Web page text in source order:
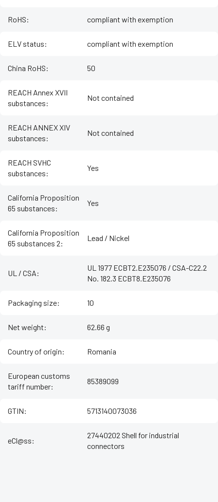
RoHS: compliant with exemption
ELV status: compliant with exemption
China RoHS: 50
REACH Annex XVII
substances:
Not contained
REACH ANNEX XIV
substances:
Not contained
REACH SVHC
substances:
Yes
California Proposition
65 substances:
Yes
California Proposition
65 substances 2:
Lead / Nickel
UL / CSA:
UL 1977 ECBT2.E235076 / CSA-C22.2
No. 182.3 ECBT8.E235076
Packaging size: 10
Net weight: 62.66 g
Country of origin: Romania
European customs
tariff number:
85389099
GTIN: 5713140073036
eCl@ss:
27440202 Shell for industrial
connectors